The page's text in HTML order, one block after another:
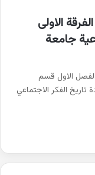
الاولى
جامعة
الفصل الاول قسم
الفكر الاجتماعي